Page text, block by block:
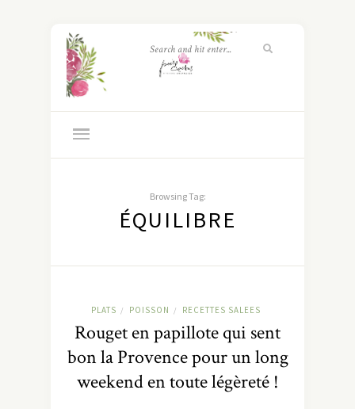
Browsing Tag:
ÉQUILIBRE
PLATS / POISSON / RECETTES SALEES
Rouget en papillote qui sent
bon la Provence pour un long
weekend en toute légèreté !